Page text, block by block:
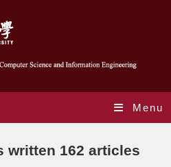
Menu
written 162 articles